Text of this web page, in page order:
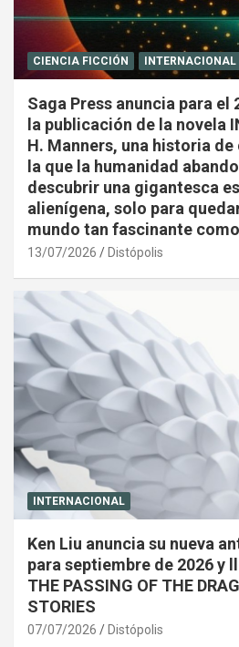
CIENCIA FICCIÓN INTERNACIONAL
Saga Press anuncia para el
la publicación de la novela
H. Manners, una historia
la que la humanidad
descubrir una gigantesca
alienígena, solo para
mundo tan fascinante
13/07/2026 Distópolis
INTERNACIONAL
Ken Liu anuncia su nueva
para septiembre de 2026 y
THE PASSING OF THE
STORIES
07/07/2026 Distópolis